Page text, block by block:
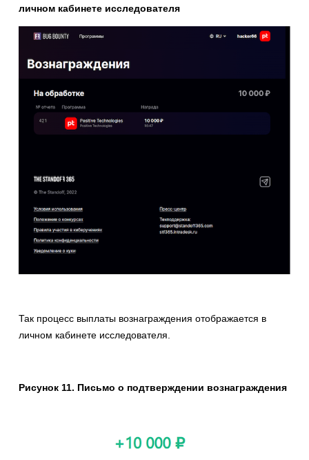
личном кабинете исследователя
Так процесс выплаты вознаграждения отображается в
личном кабинете исследователя.
Рисунок 11. Письмо о подтверждении вознаграждения